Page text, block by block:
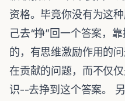
资格。毕竟你没有为这
己去“挣”回一个答案，
的，有思维激励作用的
在贡献的问题，而不仅
识--去挣到这个答案。